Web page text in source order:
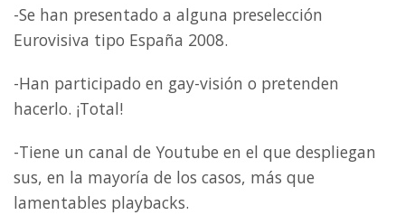
-Se han presentado a alguna preselección
Eurovisiva tipo España 2008.
-Han participado en gay-visión o pretenden
hacerlo. ¡Total!
-Tiene un canal de Youtube en el que despliegan
sus, en la mayoría de los casos, más que
lamentables playbacks.